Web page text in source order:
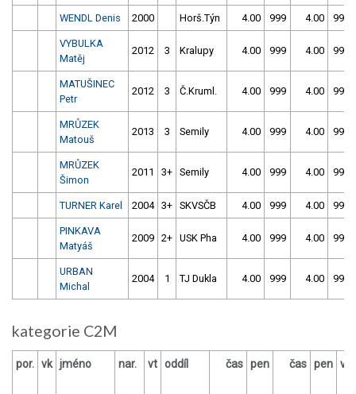
WENDL Denis 2000 Horš.Týn 4.00 999 4.00 999
VYBULKA
Matěj
2012 3 Kralupy 4.00 999 4.00 999
MATUŠINEC
Petr
2012 3 Č.Kruml. 4.00 999 4.00 999
MRŮZEK
Matouš
2013 3 Semily 4.00 999 4.00 999
MRŮZEK
Šimon
2011 3+ Semily 4.00 999 4.00 999
TURNER Karel 2004 3+ SKVSČB 4.00 999 4.00 999
PINKAVA
Matyáš
2009 2+ USK Pha 4.00 999 4.00 999
URBAN
Michal
2004 1 TJ Dukla 4.00 999 4.00 999
kategorie C2M
por. vk jméno nar. vt oddíl čas pen čas pen